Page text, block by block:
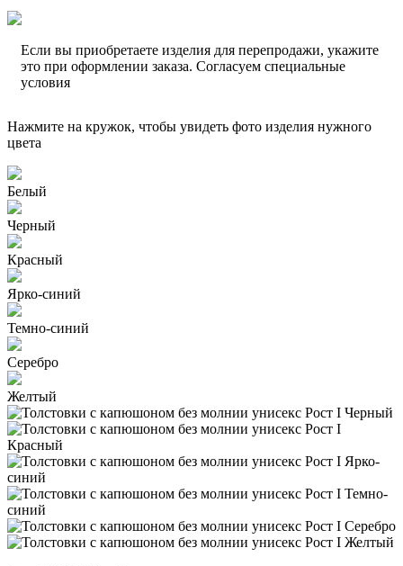
Если вы приобретаете изделия для перепродажи, укажите
это при оформлении заказа. Согласуем специальные
условия
Нажмите на кружок, чтобы увидеть фото изделия нужного
цвета
Белый
Черный
Красный
Ярко-синий
Темно-синий
Серебро
Желтый